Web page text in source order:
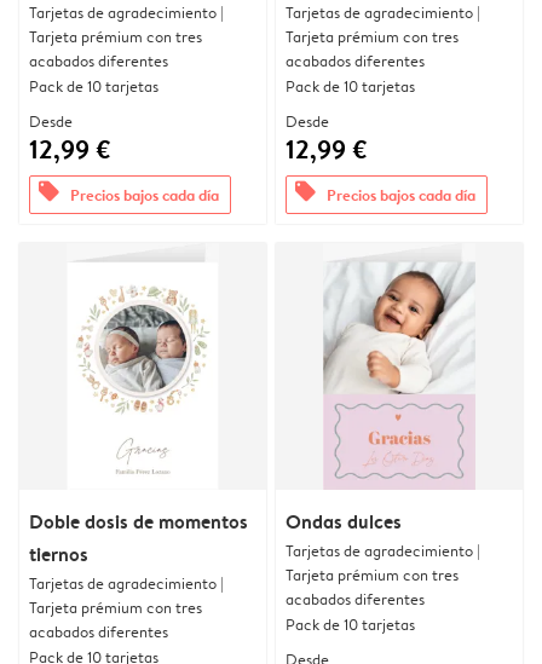
Tarjetas de agradecimiento |
Tarjeta prémium con tres
acabados diferentes
Pack de 10 tarjetas
Desde
12,99 €
offers Precios bajos cada día
Tarjetas de agradecimiento |
Tarjeta prémium con tres
acabados diferentes
Pack de 10 tarjetas
Desde
12,99 €
offers Precios bajos cada día
Doble dosis de momentos
tiernos
Tarjetas de agradecimiento |
Tarjeta prémium con tres
acabados diferentes
Pack de 10 tarjetas
Ondas dulces
Tarjetas de agradecimiento |
Tarjeta prémium con tres
acabados diferentes
Pack de 10 tarjetas
Desde